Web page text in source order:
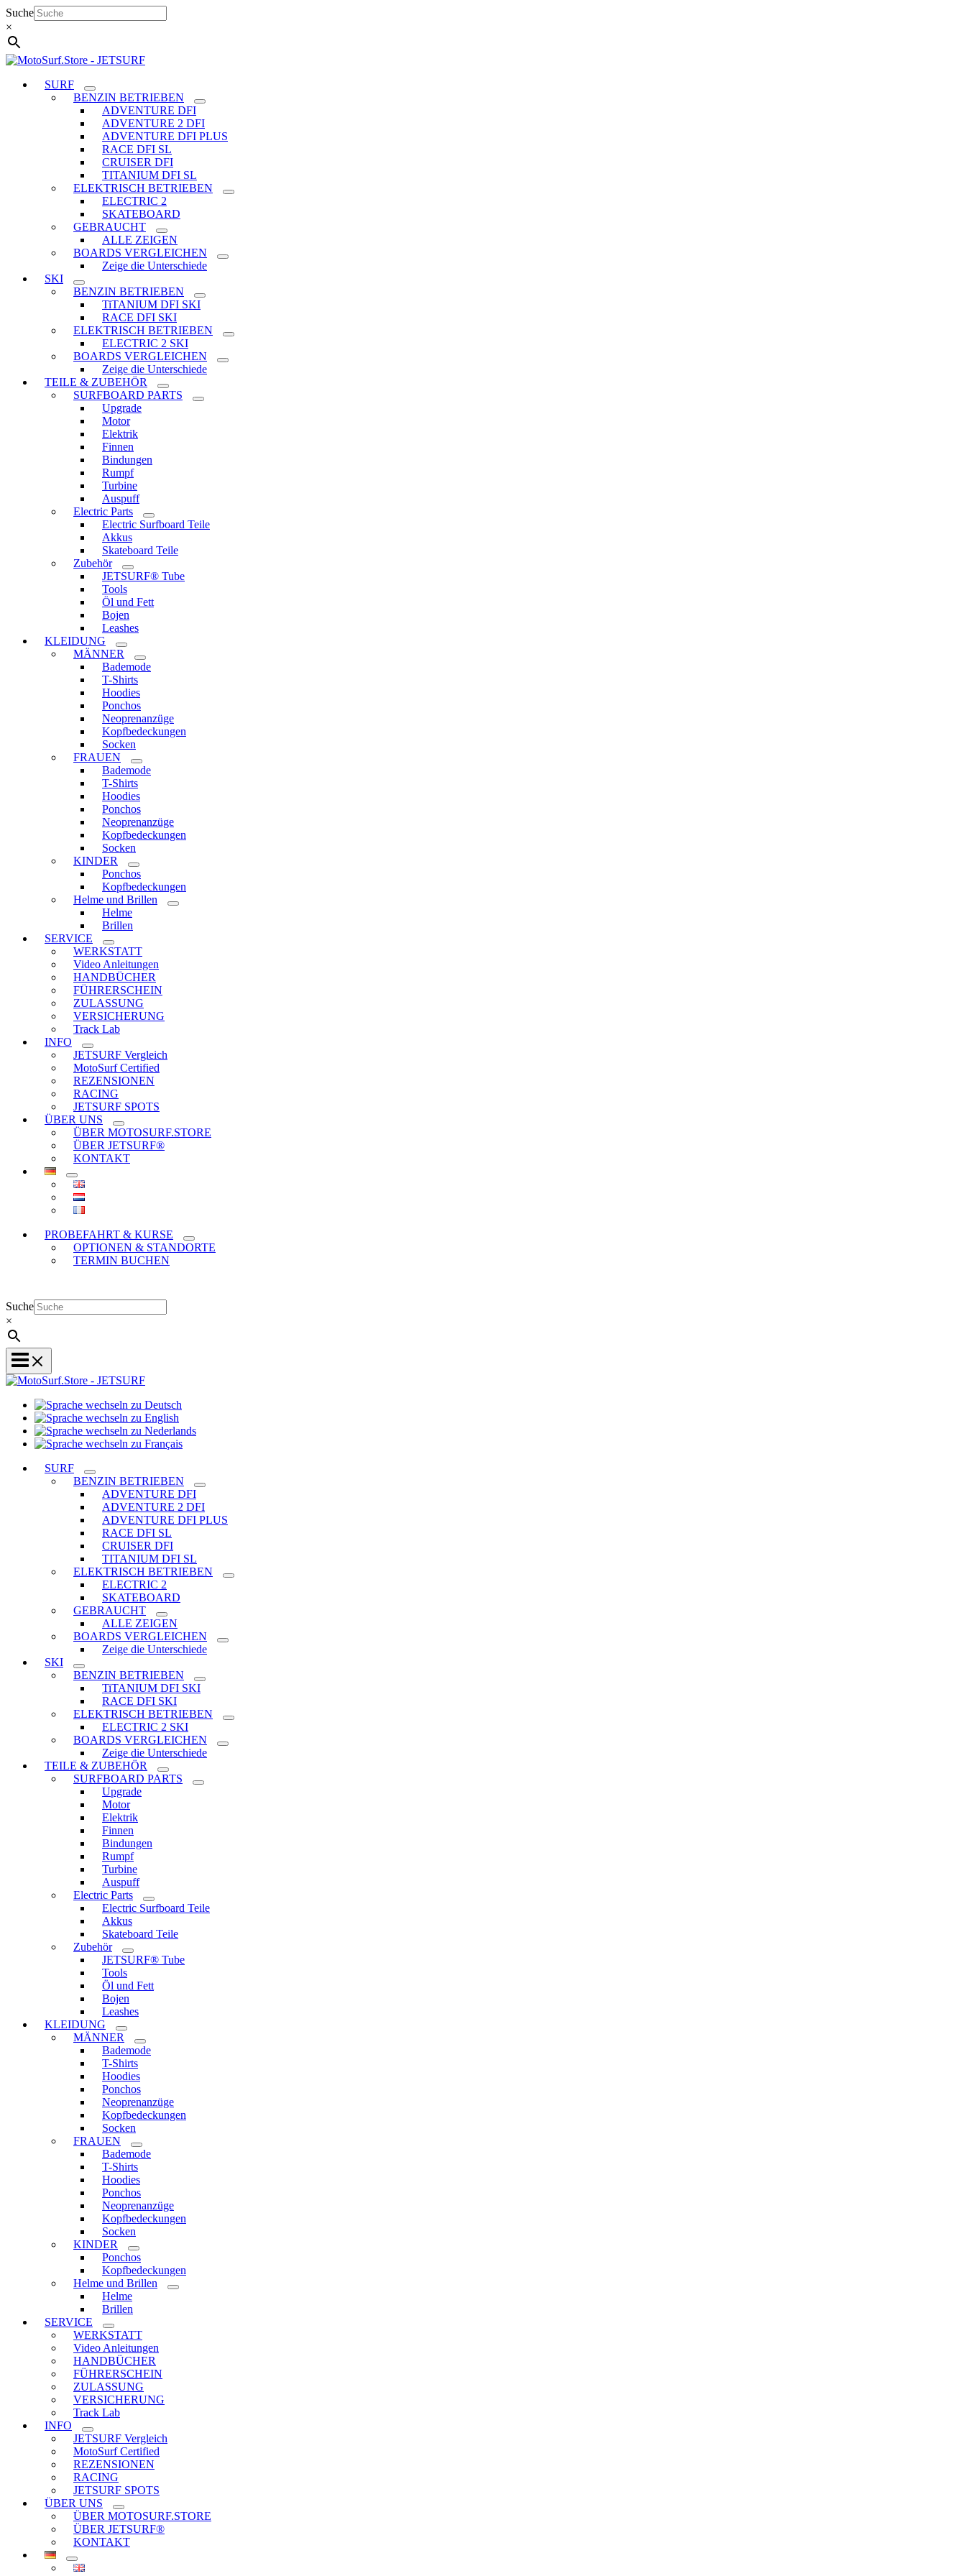
Zum
Inhalt
springen
Suche
×
SURF
BENZIN BETRIEBEN
ADVENTURE DFI
ADVENTURE 2 DFI
ADVENTURE DFI PLUS
RACE DFI SL
CRUISER DFI
TITANIUM DFI SL
ELEKTRISCH BETRIEBEN
ELECTRIC 2
SKATEBOARD
GEBRAUCHT
ALLE ZEIGEN
BOARDS VERGLEICHEN
Zeige die Unterschiede
SKI
BENZIN BETRIEBEN
TiTANIUM DFI SKI
RACE DFI SKI
ELEKTRISCH BETRIEBEN
ELECTRIC 2 SKI
BOARDS VERGLEICHEN
Zeige die Unterschiede
TEILE & ZUBEHÖR
SURFBOARD PARTS
Upgrade
Motor
Elektrik
Finnen
Bindungen
Rumpf
Turbine
Auspuff
Electric Parts
Electric Surfboard Teile
Akkus
Skateboard Teile
Zubehör
JETSURF® Tube
Tools
Öl und Fett
Bojen
Leashes
KLEIDUNG
MÄNNER
Bademode
T-Shirts
Hoodies
Ponchos
Neoprenanzüge
Kopfbedeckungen
Socken
FRAUEN
Bademode
T-Shirts
Hoodies
Ponchos
Neoprenanzüge
Kopfbedeckungen
Socken
KINDER
Ponchos
Kopfbedeckungen
Helme und Brillen
Helme
Brillen
SERVICE
WERKSTATT
Video Anleitungen
HANDBÜCHER
FÜHRERSCHEIN
ZULASSUNG
VERSICHERUNG
Track Lab
INFO
JETSURF Vergleich
MotoSurf Certified
REZENSIONEN
RACING
JETSURF SPOTS
ÜBER UNS
ÜBER MOTOSURF.STORE
ÜBER JETSURF®
KONTAKT
PROBEFAHRT & KURSE
OPTIONEN & STANDORTE
TERMIN BUCHEN
Suche
×
zu
Deutsch
wechseln
zu
Sprache
Sprache
Français
SURF
BENZIN BETRIEBEN
ADVENTURE DFI
ADVENTURE 2 DFI
ADVENTURE DFI PLUS
RACE DFI SL
CRUISER DFI
TITANIUM DFI SL
ELEKTRISCH BETRIEBEN
ELECTRIC 2
SKATEBOARD
GEBRAUCHT
ALLE ZEIGEN
BOARDS VERGLEICHEN
Zeige die Unterschiede
SKI
BENZIN BETRIEBEN
TiTANIUM DFI SKI
RACE DFI SKI
ELEKTRISCH BETRIEBEN
ELECTRIC 2 SKI
BOARDS VERGLEICHEN
Zeige die Unterschiede
TEILE & ZUBEHÖR
SURFBOARD PARTS
Upgrade
Motor
Elektrik
Finnen
Bindungen
Rumpf
Turbine
Auspuff
Electric Parts
Electric Surfboard Teile
Akkus
Skateboard Teile
Zubehör
JETSURF® Tube
Tools
Öl und Fett
Bojen
Leashes
KLEIDUNG
MÄNNER
Bademode
T-Shirts
Hoodies
Ponchos
Neoprenanzüge
Kopfbedeckungen
Socken
FRAUEN
Bademode
T-Shirts
Hoodies
Ponchos
Neoprenanzüge
Kopfbedeckungen
Socken
KINDER
Ponchos
Kopfbedeckungen
Helme und Brillen
Helme
Brillen
SERVICE
WERKSTATT
Video Anleitungen
HANDBÜCHER
FÜHRERSCHEIN
ZULASSUNG
VERSICHERUNG
Track Lab
INFO
JETSURF Vergleich
MotoSurf Certified
REZENSIONEN
RACING
JETSURF SPOTS
ÜBER UNS
ÜBER MOTOSURF.STORE
ÜBER JETSURF®
KONTAKT